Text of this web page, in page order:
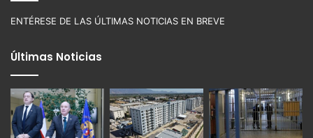
ENTÉRESE DE LAS ÚLTIMAS NOTICIAS EN BREVE
Últimas Noticias